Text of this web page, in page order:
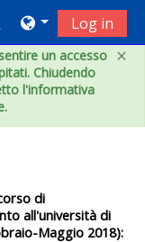
×
un accesso
Chiudendo
l'informativa
Toggle search
Log in
di
all'università di
Maggio 2018):